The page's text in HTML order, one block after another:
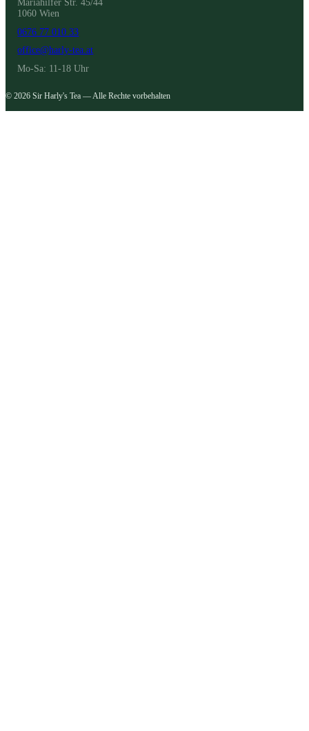
Mariahilfer Str. 45/44
1060 Wien
0676 77 010 33
office@harly-tea.at
Mo-Sa: 11-18 Uhr
© 2026 Sir Harly's Tea — Alle Rechte vorbehalten